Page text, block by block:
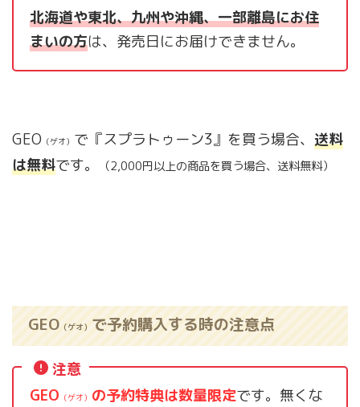
北海道や東北、九州や沖縄、一部離島にお住
まいの方は、発売日にお届けできません。
GEO （ゲオ） で『スプラトゥーン3』を買う場合、 送料
は無料です。 （2,000円以上の商品を買う場合、送料無料）
GEO （ゲオ） で予約購入する時の注意点
注意
GEO （ゲオ） の予約特典は数量限定です。無くな